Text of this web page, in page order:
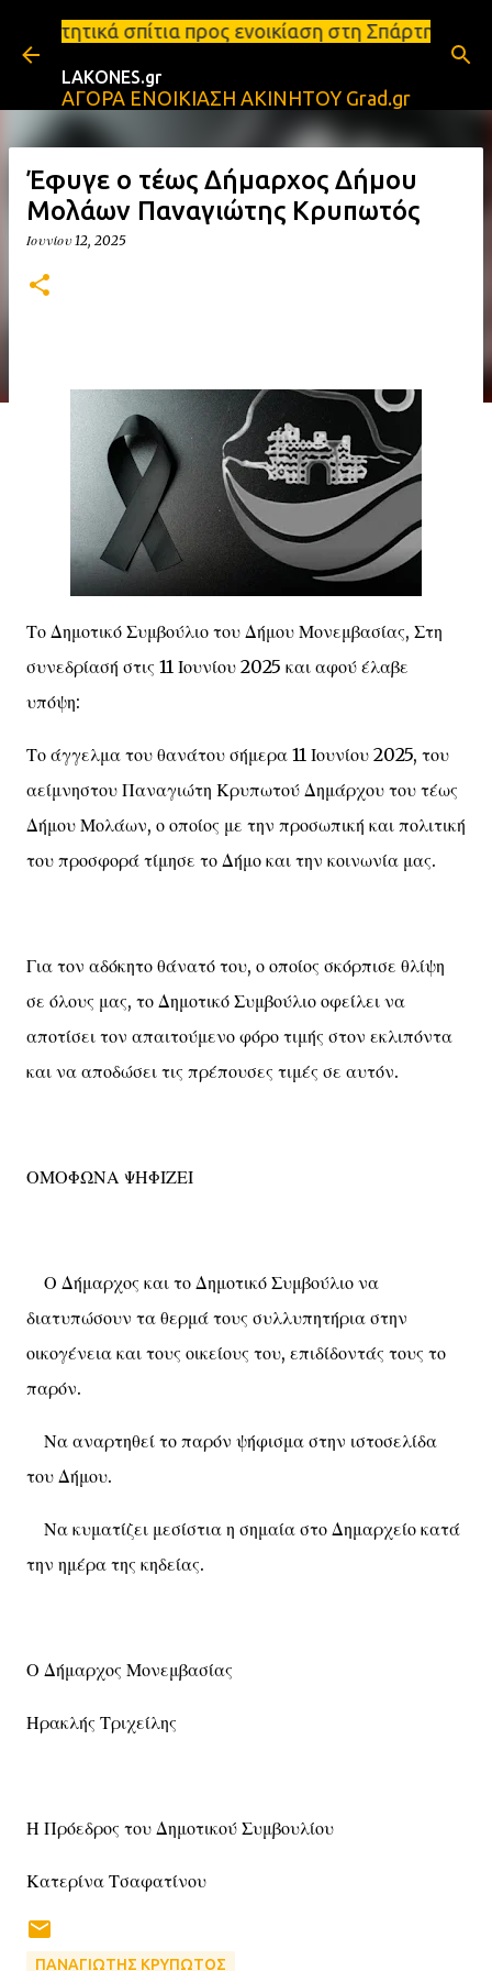
Μετάβαση στο κύριο περιεχόμενο
προς ενοικίαση στη Σπάρτη Ενοικιάσεις
LAKONES.gr
ΑΓΟΡΑ ΕΝΟΙΚΙΑΣΗ ΑΚΙΝΗΤΟΥ Grad.gr
Έφυγε ο τέως Δήμαρχος Δήμου
Μολάων Παναγιώτης Κρυπωτός
Ιουνίου 12, 2025
Το Δημοτικό Συμβούλιο του Δήμου Μονεμβασίας, Στη
συνεδρίασή στις 11 Ιουνίου 2025 και αφού έλαβε
υπόψη:
Το άγγελμα του θανάτου σήμερα 11 Ιουνίου 2025, του
αείμνηστου Παναγιώτη Κρυπωτού Δημάρχου του τέως
Δήμου Μολάων, ο οποίος με την προσωπική και πολιτική
του προσφορά τίμησε το Δήμο και την κοινωνία μας.
Για τον αδόκητο θάνατό του, ο οποίος σκόρπισε θλίψη
σε όλους μας, το Δημοτικό Συμβούλιο οφείλει να
αποτίσει τον απαιτούμενο φόρο τιμής στον εκλιπόντα
και να αποδώσει τις πρέπουσες τιμές σε αυτόν.
ΟΜΟΦΩΝΑ ΨΗΦΙΖΕΙ
Ο Δήμαρχος και το Δημοτικό Συμβούλιο να
διατυπώσουν τα θερμά τους συλλυπητήρια στην
οικογένεια και τους οικείους του, επιδίδοντάς τους το
παρόν.
Να αναρτηθεί το παρόν ψήφισμα στην ιστοσελίδα
του Δήμου.
Να κυματίζει μεσίστια η σημαία στο Δημαρχείο κατά
την ημέρα της κηδείας.
Ο Δήμαρχος Μονεμβασίας
Ηρακλής Τριχείλης
Η Πρόεδρος του Δημοτικού Συμβουλίου
Κατερίνα Τσαφατίνου
ΠΑΝΑΓΙΩΤΗΣ ΚΡΥΠΩΤΟΣ